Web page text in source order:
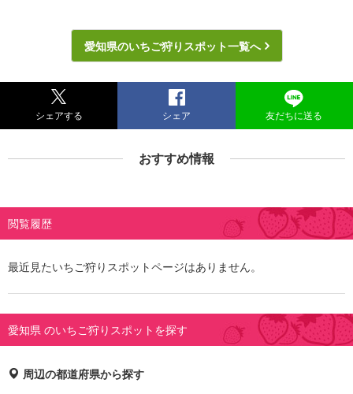
愛知県のいちご狩りスポット一覧へ
シェアする シェア 友だちに送る
おすすめ情報
閲覧履歴
最近見たいちご狩りスポットページはありません。
愛知県 のいちご狩りスポットを探す
周辺の都道府県から探す